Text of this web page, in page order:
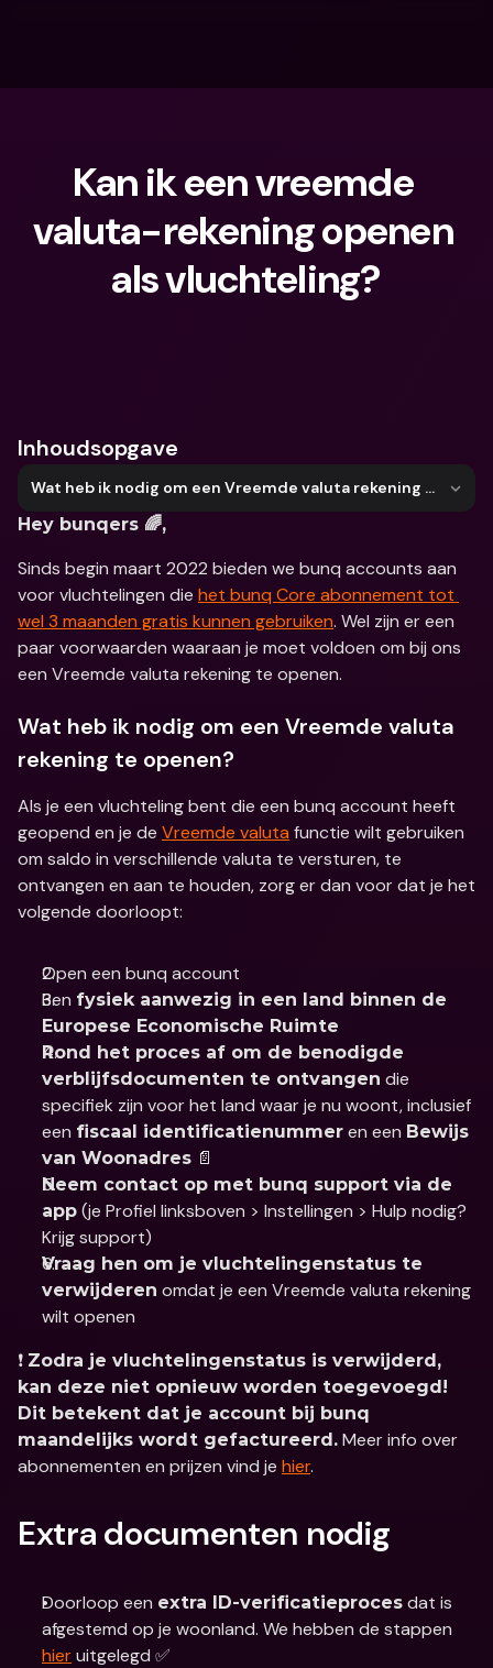
Kan ik een vreemde
valuta-rekening openen
als vluchteling?
Inhoudsopgave
Wat heb ik nodig om een Vreemde valuta rekening te openen?
Hey bunqers 🌈,
Sinds begin maart 2022 bieden we bunq accounts aan
voor vluchtelingen die het bunq Core abonnement tot
wel 3 maanden gratis kunnen gebruiken. Wel zijn er een
paar voorwaarden waaraan je moet voldoen om bij ons
een Vreemde valuta rekening te openen.
Wat heb ik nodig om een Vreemde valuta
rekening te openen?
Als je een vluchteling bent die een bunq account heeft
geopend en je de Vreemde valuta functie wilt gebruiken
om saldo in verschillende valuta te versturen, te
ontvangen en aan te houden, zorg er dan voor dat je het
volgende doorloopt:
Open een bunq account
Ben fysiek aanwezig in een land binnen de
Europese Economische Ruimte
Rond het proces af om de benodigde
verblijfsdocumenten te ontvangen die
specifiek zijn voor het land waar je nu woont, inclusief
een fiscaal identificatienummer en een Bewijs
van Woonadres 📄
Neem contact op met bunq support via de
app (je Profiel linksboven > Instellingen > Hulp nodig?
Krijg support)
Vraag hen om je vluchtelingenstatus te
verwijderen omdat je een Vreemde valuta rekening
wilt openen
❗️ Zodra je vluchtelingenstatus is verwijderd,
kan deze niet opnieuw worden toegevoegd!
Dit betekent dat je account bij bunq
maandelijks wordt gefactureerd. Meer info over
abonnementen en prijzen vind je hier.
Extra documenten nodig
Doorloop een extra ID-verificatieproces dat is
hier uitgelegd ✅